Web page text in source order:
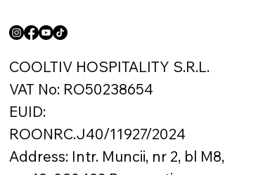
COOLTIV HOSPITALITY S.R.L.
VAT No: RO50238654
EUID:
ROONRC.J40/11927/2024
Address: Intr. Muncii, nr 2, bl M8,